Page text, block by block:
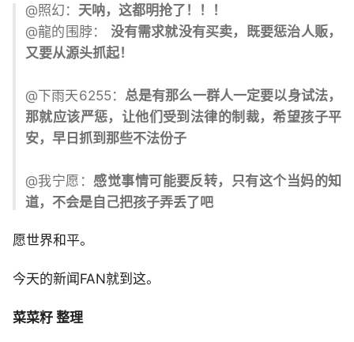
@照幻： 天呐，这都明抢了！！！
@龍的围脖： 没有需求就没有买卖，既要惩治人贩，
又要从源头抓起！
@下雨天6255： 总是有那么一群人一定要以身试法，
那就应该严惩，让他们受到法律的制裁，希望孩子平
安，早日抓到那些不法份子
@我宁愿：感觉事情可能要反转，只有这个当妈的知
道，不会是自己把孩子弄丢了吧
愿世界和平。
今天的新闻FAN就到这。
菜菜籽 整理